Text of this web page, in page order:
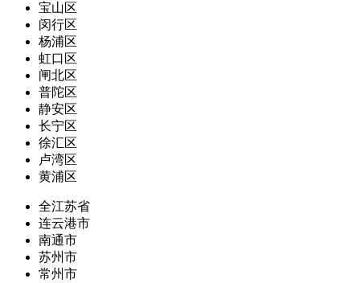
宝山区
闵行区
杨浦区
虹口区
闸北区
普陀区
静安区
长宁区
徐汇区
卢湾区
黄浦区
全江苏省
连云港市
南通市
苏州市
常州市